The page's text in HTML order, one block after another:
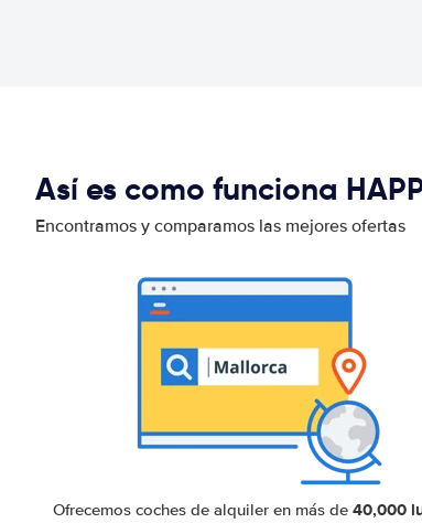
Así es como funciona
Encontramos y comparamos las mejores ofertas
Ofrecemos coches de alquiler en más de 40,000